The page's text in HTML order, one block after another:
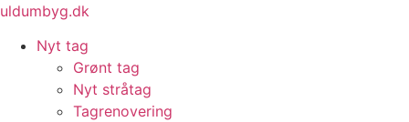
Videre
indhold
uldumbyg.dk
Nyt tag
Grønt tag
Nyt stråtag
Tagrenovering